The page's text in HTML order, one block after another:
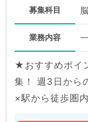
募集科目
業務内容
★おすすめポイ
集！ 週3日から
×駅から徒歩圏内！
DOCTORでは